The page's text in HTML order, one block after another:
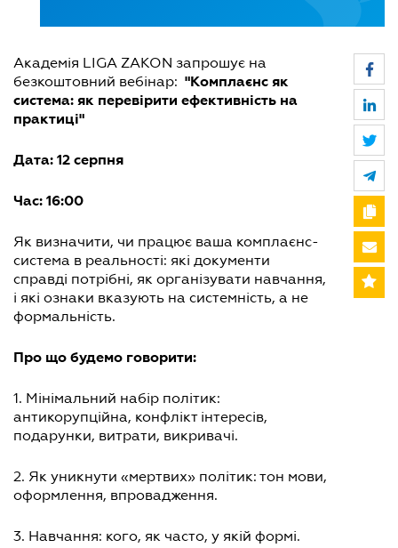
Академія LIGA ZAKON запрошує на
безкоштовний вебінар: "Комплаєнс як
система: як перевірити ефективність на
практиці"
Дата: 12 серпня
Час: 16:00
Як визначити, чи працює ваша комплаєнс-
система в реальності: які документи
справді потрібні, як організувати навчання,
і які ознаки вказують на системність, а не
формальність.
Про що будемо говорити:
1. Мінімальний набір політик:
антикорупційна, конфлікт інтересів,
подарунки, витрати, викривачі.
2. Як уникнути «мертвих» політик: тон мови,
оформлення, впровадження.
3. Навчання: кого, як часто, у якій формі.